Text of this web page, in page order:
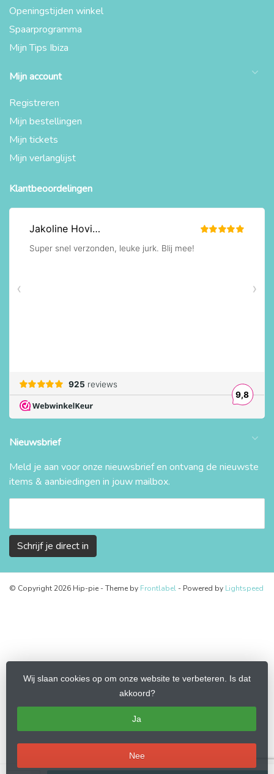
Openingstijden winkel
Spaarprogramma
Mijn Tips Ibiza
Mijn account
Registreren
Mijn bestellingen
Mijn tickets
Mijn verlanglijst
Klantbeoordelingen
Nieuwsbrief
Meld je aan voor onze nieuwsbrief en ontvang de nieuwste
items & aanbiedingen in jouw mailbox.
Schrijf je direct in
Wij slaan cookies op om onze website te verbeteren. Is dat
akkoord?
Ja
Nee
© Copyright 2026 Hip-pie - Theme by Frontlabel - Powered by Lightspeed